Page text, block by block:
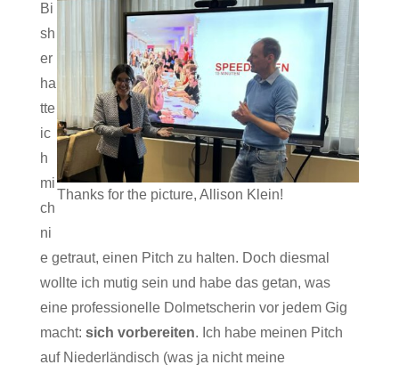
Thanks for the picture, Allison Klein!
Bi
sh
er
ha
tte
ic
h
mi
ch
ni
e getraut, einen Pitch zu halten. Doch diesmal
wollte ich mutig sein und habe das getan, was
eine professionelle Dolmetscherin vor jedem Gig
macht: sich vorbereiten. Ich habe meinen Pitch
auf Niederländisch (was ja nicht meine